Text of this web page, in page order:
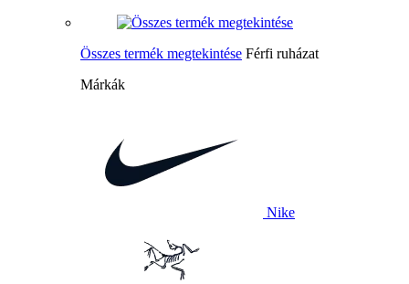
Összes termék megtekintése Férfi ruházat
Márkák
Nike